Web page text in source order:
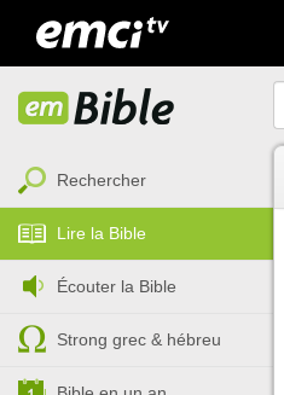
Rechercher
Lire la Bible
Écouter la Bible
Strong grec & hébreu